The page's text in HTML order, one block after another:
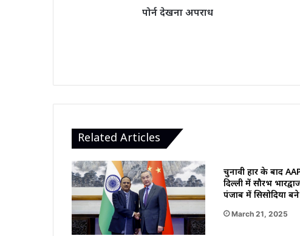
पोर्न देखना अपराध
Related Articles
चुनावी हार के बाद
दिल्ली में सौरभ
पंजाब में सिसोदिया बने
March 21, 2025